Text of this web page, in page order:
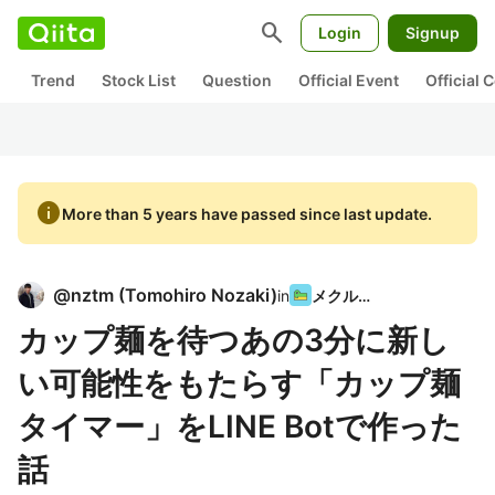
search Login Signup
Trend Stock List Question Official Event Official
infoMore than 5 years have passed since last update.
@nztm (Tomohiro Nozaki)in メクルン
カップ麺を待つあの3分に新し
い可能性をもたらす「カップ麺
タイマー」をLINE Botで作った
話